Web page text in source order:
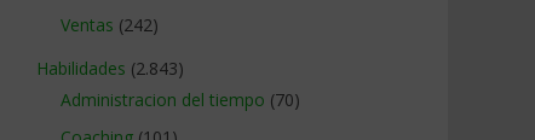
Ventas (242)
Habilidades (2.843)
Administracion del tiempo (70)